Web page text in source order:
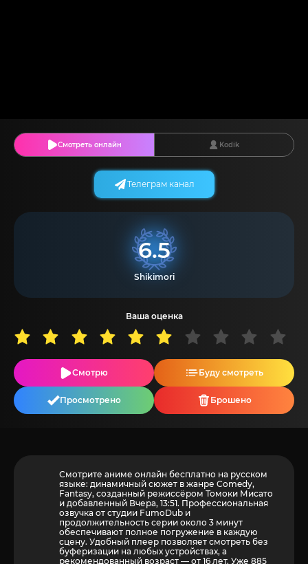
Смотреть онлайн Kodik
6.5
Shikimori
Ваша оценка
Смотрю Буду смотреть
Просмотрено Брошено
Телеграм канал
Смотрите аниме онлайн бесплатно на русском
языке: динамичный сюжет в жанре Comedy,
Fantasy, созданный режиссёром Томоки Мисато
и добавленный Вчера, 13:51. Профессиональная
озвучка от студии FumoDub и
продолжительность серии около 3 минут
обеспечивают полное погружение в каждую
сцену. Удобный плеер позволяет смотреть без
буферизации на любых устройствах, а
рекомендованный возраст — от 16 лет. Уже 885